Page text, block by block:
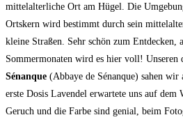
mittelalterliche Ort am Hügel. Die
Ortskern wird bestimmt durch sein
kleine Straßen. Sehr schön zum Entdecken,
Sommermonaten wird es hier voll! Unseren
Sénanque (Abbaye de Sénanque) sahen
erste Dosis Lavendel erwartete uns auf
Geruch und die Farbe sind genial, beim